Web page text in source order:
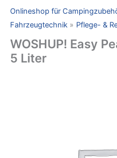
Onlineshop für
Fahrzeugtechnik
Pflege- &
WOSHUP! Easy
5 Liter